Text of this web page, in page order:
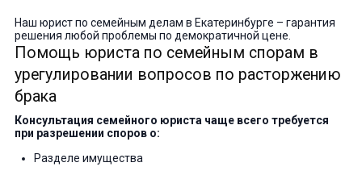
Наш юрист по семейным делам в Екатеринбурге – гарантия
решения любой проблемы по демократичной цене.
Помощь юриста по семейным спорам в
урегулировании вопросов по расторжению
брака
Консультация семейного юриста чаще всего требуется
при разрешении споров о:
Разделе имущества